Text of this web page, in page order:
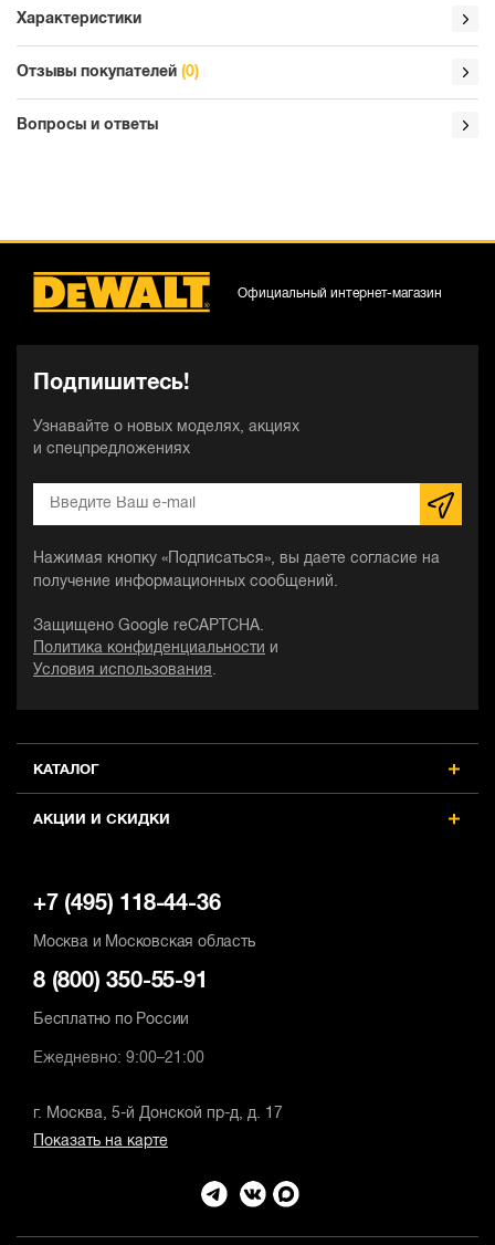
Характеристики
Отзывы покупателей (0)
Вопросы и ответы
КАТАЛОГ
АКЦИИ И СКИДКИ
Подпишитесь!
Узнавайте о новых моделях, акциях
и спецпредложениях
Нажимая кнопку «Подписаться», вы даете согласие на
получение информационных сообщений.
Защищено Google reCAPTCHA.
Политика конфиденциальности
и
Условия использования .
Официальный интернет-магазин
+7 (495) 118-44-36
Москва и Московская область
8 (800) 350-55-91
Бесплатно по России
Ежедневно: 9:00–21:00
г. Москва, 5-й Донской пр-д, д. 17
Показать на карте